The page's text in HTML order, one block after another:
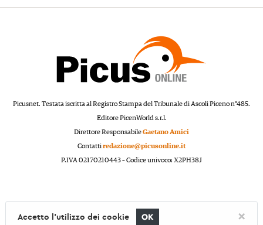
Picusnet. Testata iscritta al Registro Stampa del Tribunale di Ascoli Piceno n°485.
Editore PicenWorld s.r.l.
Direttore ResponsabileGaetano Amici
Contattiredazione@picusonline.it
P.IVA 02170210443 – Codice univoco: X2PH38J
Accetto l'utilizzo dei cookie OK ×